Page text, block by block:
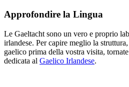
Approfondire la Lingua
Le Gaeltacht sono un vero e proprio
irlandese. Per capire meglio la
gaelico prima della vostra visita,
dedicata al Gaelico Irlandese.